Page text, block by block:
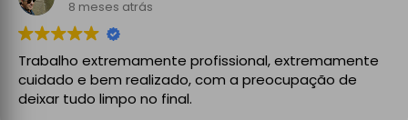
enorme cuidado.
A instalação ficou perfeita, organizada e totalmente
funcional, com atenção aos detalhes e à segurança.
No final, deixaram tudo limpo e testado, pronto a usar.
8 meses atrás
Trabalho extremamente profissional, extremamente
cuidado e bem realizado, com a preocupação de
deixar tudo limpo no final.